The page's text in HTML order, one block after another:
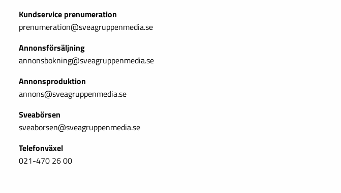
Kundservice prenumeration
prenumeration@sveagruppenmedia.se
Annonsförsäljning
annonsbokning@sveagruppenmedia.se
Annonsproduktion
annons@sveagruppenmedia.se
Sveabörsen
sveaborsen@sveagruppenmedia.se
Telefonväxel
021-470 26 00